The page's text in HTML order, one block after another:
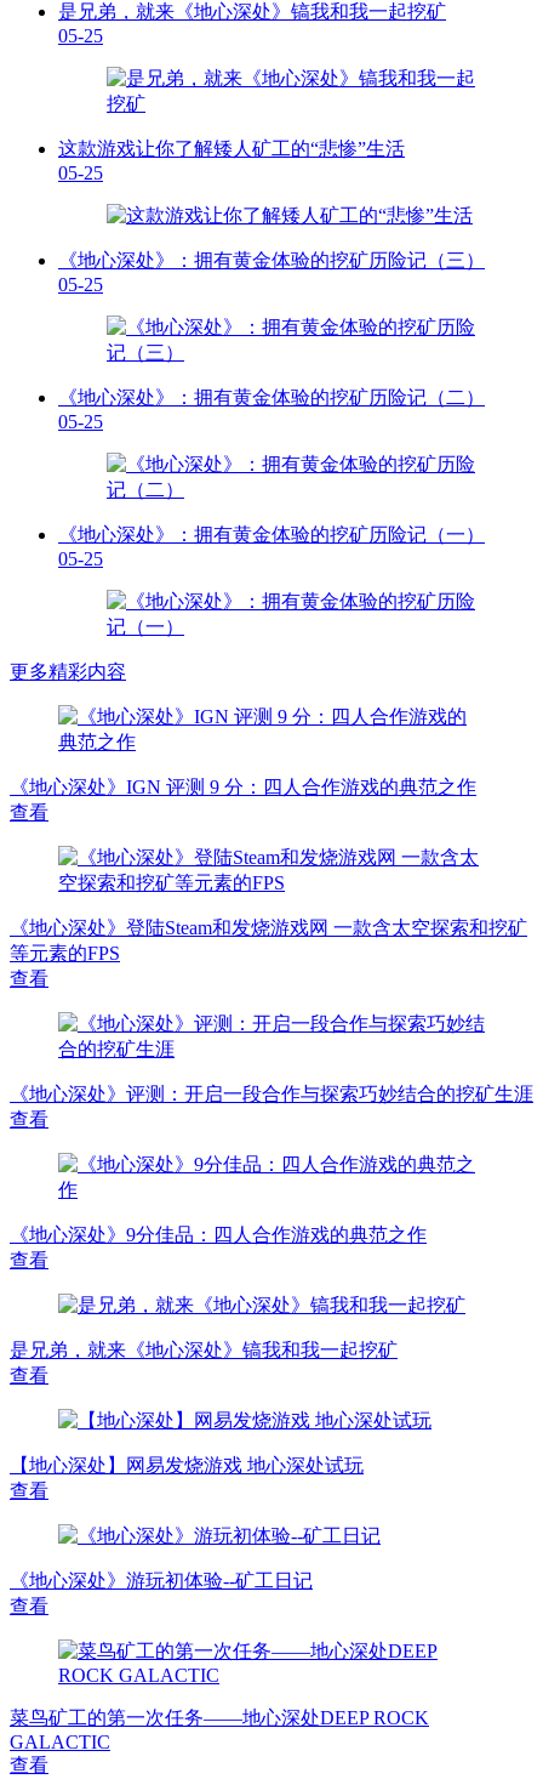
是兄弟，就来《地心深处》镐我和我一起挖矿
05-25
这款游戏让你了解矮人矿工的“悲惨”生活
05-25
《地心深处》：拥有黄金体验的挖矿历险记（三）
05-25
《地心深处》：拥有黄金体验的挖矿历险记（二）
05-25
《地心深处》：拥有黄金体验的挖矿历险记（一）
05-25
更多精彩内容
《地心深处》IGN 评测 9 分：四人合作游戏的典范之作
查看
《地心深处》登陆Steam和发烧游戏网 一款含太空探索和挖矿
等元素的FPS
查看
《地心深处》评测：开启一段合作与探索巧妙结合的挖矿生涯
查看
《地心深处》9分佳品：四人合作游戏的典范之作
查看
是兄弟，就来《地心深处》镐我和我一起挖矿
查看
【地心深处】网易发烧游戏 地心深处试玩
查看
《地心深处》游玩初体验--矿工日记
查看
菜鸟矿工的第一次任务——地心深处DEEP ROCK
GALACTIC
查看